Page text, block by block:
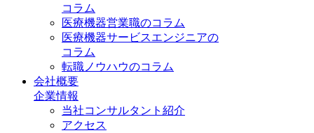
コラム
医療機器営業職のコラム
医療機器サービスエンジニアの
コラム
転職ノウハウのコラム
会社概要
企業情報
当社コンサルタント紹介
アクセス